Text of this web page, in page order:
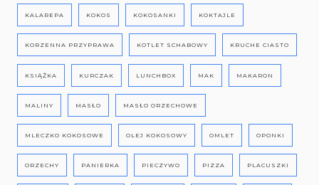
KALAREPA KOKOS KOKOSANKI KOKTAJLE
KORZENNA PRZYPRAWA KOTLET SCHABOWY KRUCHE CIASTO
KSIĄŻKA KURCZAK LUNCHBOX MAK MAKARON
MALINY MASŁO MASŁO ORZECHOWE
MLECZKO KOKOSOWE OLEJ KOKOSOWY OMLET OPONKI
ORZECHY PANIERKA PIECZYWO PIZZA PLACUSZKI